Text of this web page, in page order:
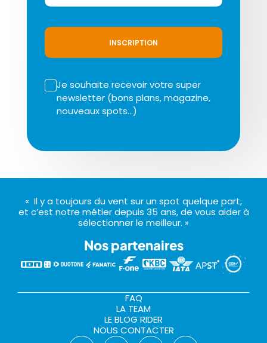
INSCRIPTION
Je souhaite recevoir votre super
newsletter (bons plans, magazine,
nouveaux spots…)
« Il y a toujours du vent sur un spot quelque part,
et c’est notre métier depuis 35 ans, de vous aider à
sélectionner le meilleur. »
Nos partenaires
FAQ
LA TEAM
LE BLOG RIDER
NOUS CONTACTER